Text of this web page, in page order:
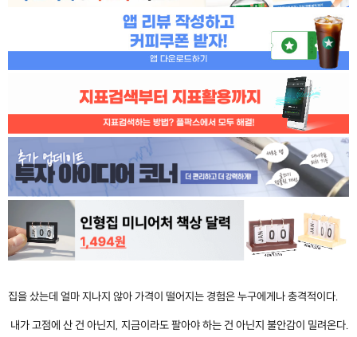
집을 샀는데 얼마 지나지 않아 가격이 떨어지는 경험은 누구에게나 충격적이다.
내가 고점에 산 건 아닌지, 지금이라도 팔아야 하는 건 아닌지 불안감이 밀려온다.